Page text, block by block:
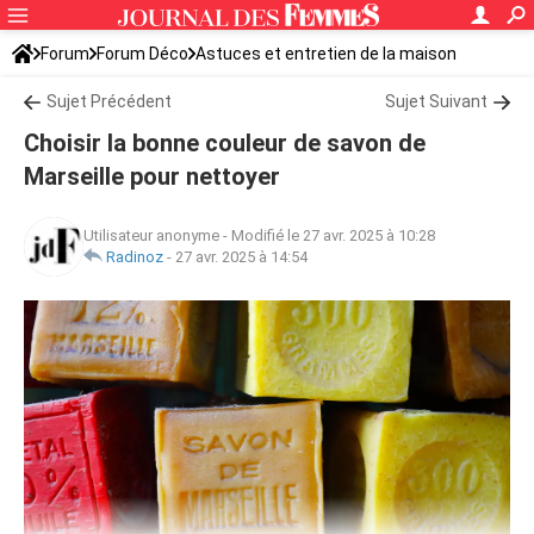
Forum Forum Déco Astuces et entretien de la maison
Sujet Précédent Sujet Suivant
Choisir la bonne couleur de savon de
Marseille pour nettoyer
Utilisateur anonyme - Modifié le 27 avr. 2025 à 10:28
Radinoz - 27 avr. 2025 à 14:54